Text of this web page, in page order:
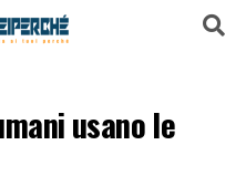
usano le